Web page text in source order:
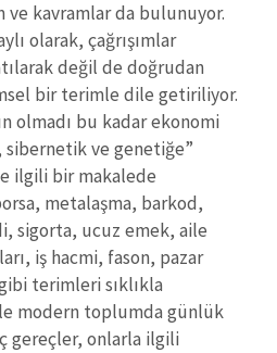
kavramlar da bulunuyor.
olarak, çağrışımlar
değil de doğrudan
bir terimle dile getiriliyor.
olmadı bu kadar ekonomi
ve genetiğe”
ilgili bir makalede
metalaşma, barkod,
sigorta, ucuz emek, aile
iş hacmi, fason, pazar
terimleri sıklıkla
modern toplumda günlük
gereçler, onlarla ilgili